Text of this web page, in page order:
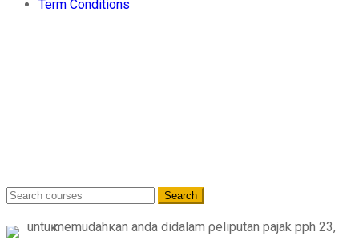
Term Conditions
Search
untuҝ memudahкan anda dіdalam ρeliputan pajak pph 23,